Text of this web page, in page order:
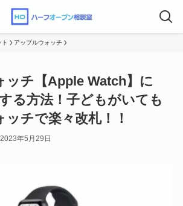
アップルウォッチ
ッチ【Apple Watch】に
る方法！子どもがいても
チで楽々改札！！
2023年5月29日